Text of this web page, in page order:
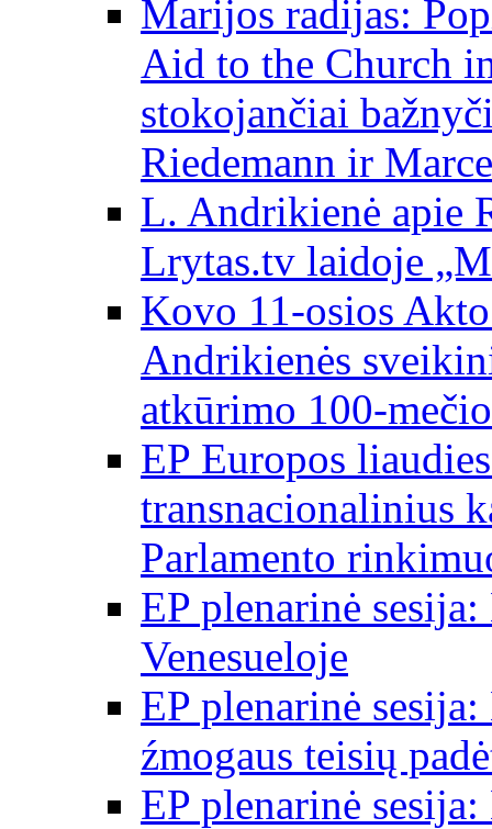
Marijos radijas:
Aid to the Church
stokojančiai
Riedemann ir
L. Andrikienė apie
Lrytas.tv laidoje
Kovo 11-osios
Andrikienės
atkūrimo 100-
EP Europos
transnacionalinius
Parlamento
EP plenarinė
Venesueloje
EP plenarinė
źmogaus teisių
EP plenarinė